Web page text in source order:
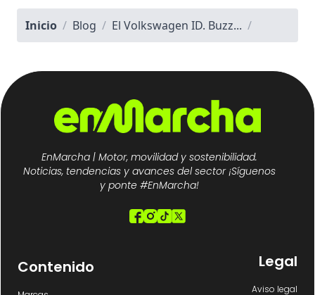
Inicio / Blog / El Volkswagen ID. Buzz... /
EnMarcha | Motor, movilidad y sostenibilidad.
Noticias, tendencias y avances del sector ¡Síguenos
y ponte #EnMarcha!
Contenido Legal
Aviso legal